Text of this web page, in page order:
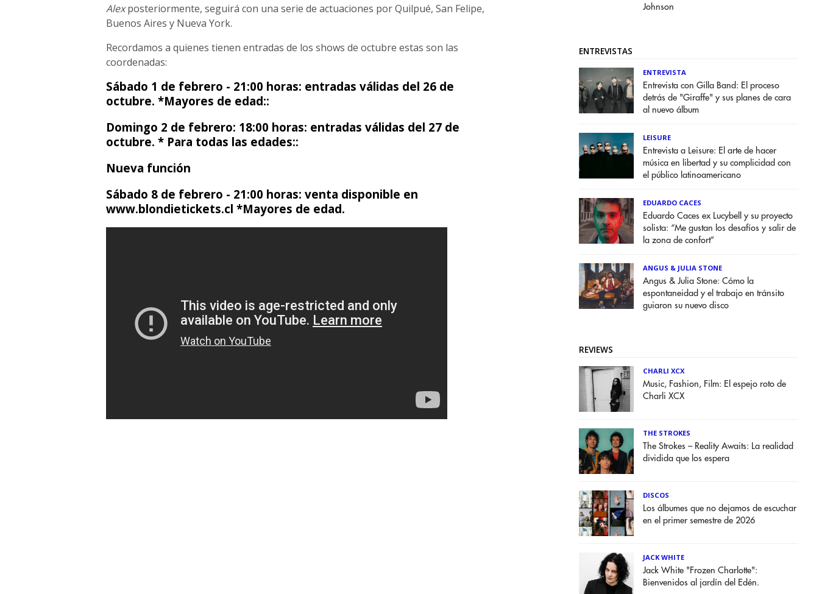
Alexposteriormente, seguirá con una serie de actuaciones por Quilpué, San Felipe,
Buenos Aires y Nueva York.
Recordamos a quienes tienen entradas de los shows de octubre estas son las
coordenadas:
Sábado 1 de febrero - 21:00 horas: entradas válidas del 26 de
octubre. *Mayores de edad::
Domingo 2 de febrero: 18:00 horas: entradas válidas del 27 de
octubre. * Para todas las edades::
Nueva función
Sábado 8 de febrero - 21:00 horas: venta disponible en
www.blondietickets.cl *Mayores de edad.
Johnson
ENTREVISTAS
ENTREVISTA
Entrevista con Gilla Band: El proceso
detrás de "Giraffe" y sus planes de cara
al nuevo álbum
LEISURE
Entrevista a Leisure: El arte de hacer
música en libertad y su complicidad con
el público latinoamericano
EDUARDO CACES
Eduardo Caces ex Lucybell y su proyecto
solista: “Me gustan los desafíos y salir de
la zona de confort”
ANGUS & JULIA STONE
Angus & Julia Stone: Cómo la
espontaneidad y el trabajo en tránsito
guiaron su nuevo disco
REVIEWS
CHARLI XCX
Music, Fashion, Film: El espejo roto de
Charli XCX
THE STROKES
The Strokes – Reality Awaits: La realidad
dividida que los espera
DISCOS
Los álbumes que no dejamos de escuchar
en el primer semestre de 2026
JACK WHITE
Jack White "Frozen Charlotte":
Bienvenidos al jardín del Edén.